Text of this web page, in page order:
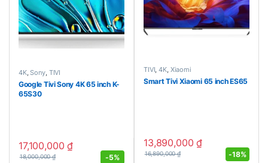
4K,Sony, TIVI
Google Tivi Sony 4K 65 inch K-
65S30
17,100,000₫
18,000,000₫ -5%
TIVI,4K, Xiaomi
Smart Tivi Xiaomi 65 inch ES65
13,890,000₫
16,890,000₫ -18%